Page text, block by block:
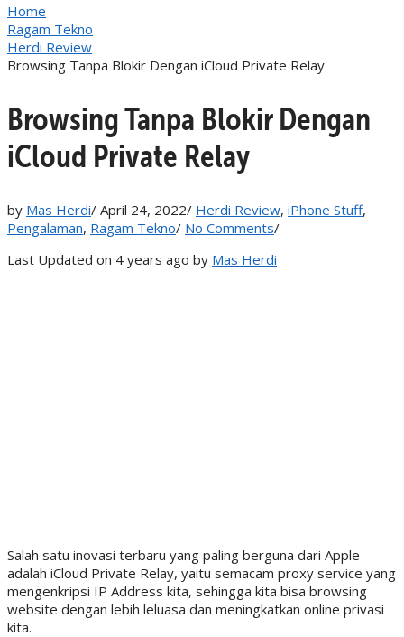
Home
Ragam Tekno
Herdi Review
Browsing Tanpa Blokir Dengan iCloud Private Relay
Browsing Tanpa Blokir Dengan
iCloud Private Relay
by Mas Herdi/ April 24, 2022/ Herdi Review, iPhone Stuff,
Pengalaman, Ragam Tekno/ No Comments/
Last Updated on 4 years ago by Mas Herdi
Salah satu inovasi terbaru yang paling berguna dari Apple
adalah iCloud Private Relay, yaitu semacam proxy service yang
mengenkripsi IP Address kita, sehingga kita bisa browsing
website dengan lebih leluasa dan meningkatkan online privasi
kita.